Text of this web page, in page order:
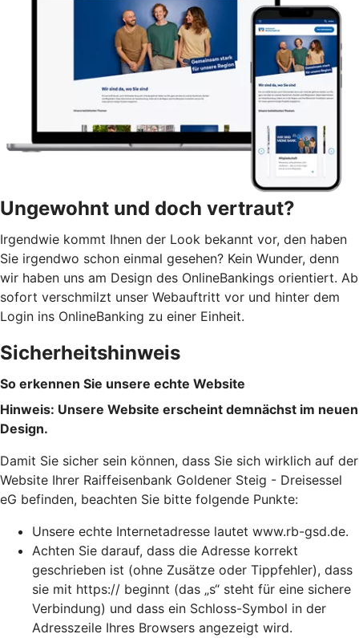
Ungewohnt und doch vertraut?
Irgendwie kommt Ihnen der Look bekannt vor, den haben
Sie irgendwo schon einmal gesehen? Kein Wunder, denn
wir haben uns am Design des OnlineBankings orientiert. Ab
sofort verschmilzt unser Webauftritt vor und hinter dem
Login ins OnlineBanking zu einer Einheit.
Sicherheitshinweis
So erkennen Sie unsere echte Website
Hinweis: Unsere Website erscheint demnächst im neuen
Design.
Damit Sie sicher sein können, dass Sie sich wirklich auf der
Website Ihrer Raiffeisenbank Goldener Steig - Dreisessel
eG befinden, beachten Sie bitte folgende Punkte:
Unsere echte Internetadresse lautet www.rb-gsd.de.
Achten Sie darauf, dass die Adresse korrekt
geschrieben ist (ohne Zusätze oder Tippfehler), dass
sie mit https:// beginnt (das „s“ steht für eine sichere
Verbindung) und dass ein Schloss-Symbol in der
Adresszeile Ihres Browsers angezeigt wird.